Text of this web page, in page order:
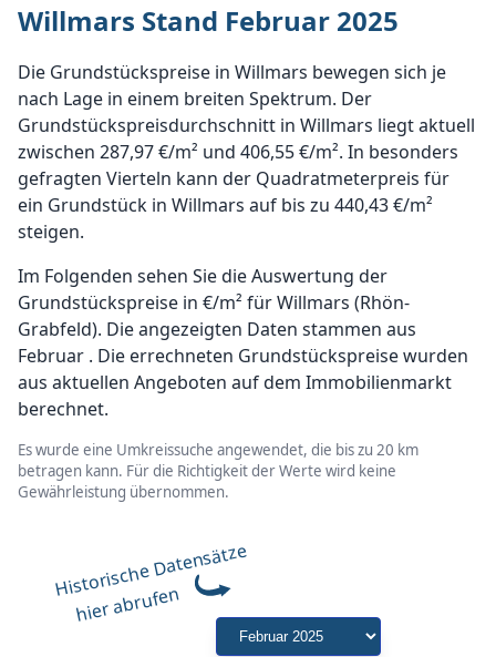
Willmars Stand Februar 2025
Die Grundstückspreise in Willmars bewegen sich je
nach Lage in einem breiten Spektrum. Der
Grundstückspreisdurchschnitt in Willmars liegt aktuell
zwischen 287,97 €/m² und 406,55 €/m². In besonders
gefragten Vierteln kann der Quadratmeterpreis für
ein Grundstück in Willmars auf bis zu 440,43 €/m²
steigen.
Im Folgenden sehen Sie die Auswertung der
Grundstückspreise in €/m² für Willmars (Rhön-
Grabfeld). Die angezeigten Daten stammen aus
Februar . Die errechneten Grundstückspreise wurden
aus aktuellen Angeboten auf dem Immobilienmarkt
berechnet.
Es wurde eine Umkreissuche angewendet, die bis zu 20 km
betragen kann. Für die Richtigkeit der Werte wird keine
Gewährleistung übernommen.
Historische Datensätze
hier abrufen